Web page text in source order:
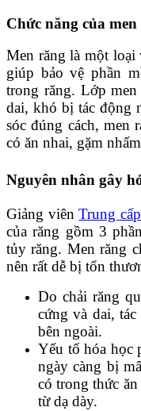
Chức năng của
Men răng là một loại
giúp bảo vệ phần
trong răng. Lớp
dai, khó bị tác động
sóc đúng cách, men
có ăn nhai, gặm
Nguyên nhân gây
Giảng viênTrung
của răng gồm 3
tủy răng. Men răng
nên rất dễ bị tổn
Do chải răng
cứng và dai,
bên ngoài.
Yếu tố hóa học
ngày càng bị
có trong thức
từ dạ dày.